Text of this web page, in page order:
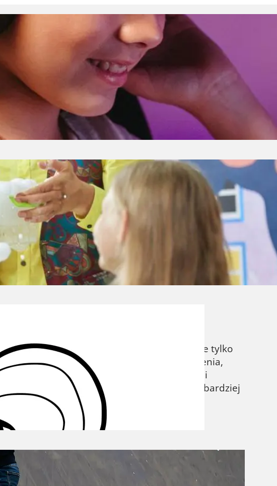
jak Karlsson uczą dzieci, że warto być sobą?
po prostu się lubi. Są też tacy, których się nie
Karlsson z dachu – postać stworzona przez
energii. Jego przygody, dostępne również
Jung-off-ska, od lat zachwycają dzieci…
radosnej i pełnej wrażeń imprezie urodzinowej.
urodzinowe, towarzystwo rówieśników, mnóstwo
do zainteresowań solenizanta – a pomysłów
dobrać odpowiednie. Przyjęcie urodzinowe
Urodzinowe zabawy powinny być…
Popularne? Kolorowanki z jednorożcami to nie tylko
relaks dla dorosłych. Te magiczne stworzenia,
ludzi. Obecnie, kolorowanki z jednorożcami
fanów. Od tradycyjnych obrazków do bardziej